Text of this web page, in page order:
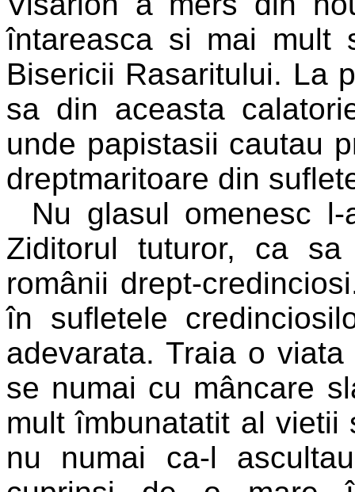
întareasca si mai mult
Bisericii Rasaritului. La
sa din aceasta
unde papistasii cautau
dreptmaritoare din
Nu glasul omenesc
Ziditorul tuturor, ca
românii drept-
în sufletele
adevarata. Traia o
se numai cu mâncare
mult îmbunatatit al vietii
nu numai ca-l